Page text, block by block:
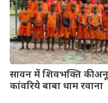
सावन में शिवभक्ति की
कांवरिये बाबा धाम रवाना